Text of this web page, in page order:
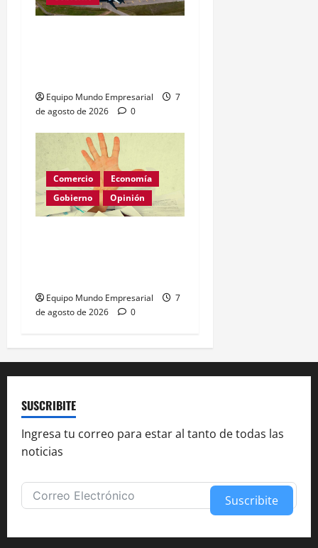
Equipo Mundo Empresarial
7
de agosto de 2026
0
Comercio
Economía
Gobierno
Opinión
Equipo Mundo Empresarial
7
de agosto de 2026
0
SUSCRIBITE
Ingresa tu correo para estar al tanto de todas las
noticias
Suscribite